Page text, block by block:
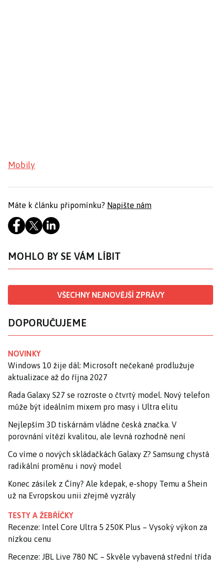
Mobily
Máte k článku připomínku? Napište nám
MOHLO BY SE VÁM LÍBIT
VŠECHNY NEJNOVĚJŠÍ ZPRÁVY
DOPORUČUJEME
NOVINKY
Windows 10 žije dál: Microsoft nečekaně prodlužuje
aktualizace až do října 2027
Řada Galaxy S27 se rozroste o čtvrtý model. Nový telefon
může být ideálním mixem pro masy i Ultra elitu
Nejlepším 3D tiskárnám vládne česká značka. V
porovnání vítězí kvalitou, ale levná rozhodně není
Co víme o nových skládačkách Galaxy Z? Samsung chystá
radikální proměnu i nový model
Konec zásilek z Číny? Ale kdepak, e-shopy Temu a Shein
už na Evropskou unii zřejmě vyzrály
TESTY A ŽEBŘÍČKY
Recenze: Intel Core Ultra 5 250K Plus – Vysoký výkon za
nízkou cenu
Recenze: JBL Live 780 NC – Skvěle vybavená střední třída